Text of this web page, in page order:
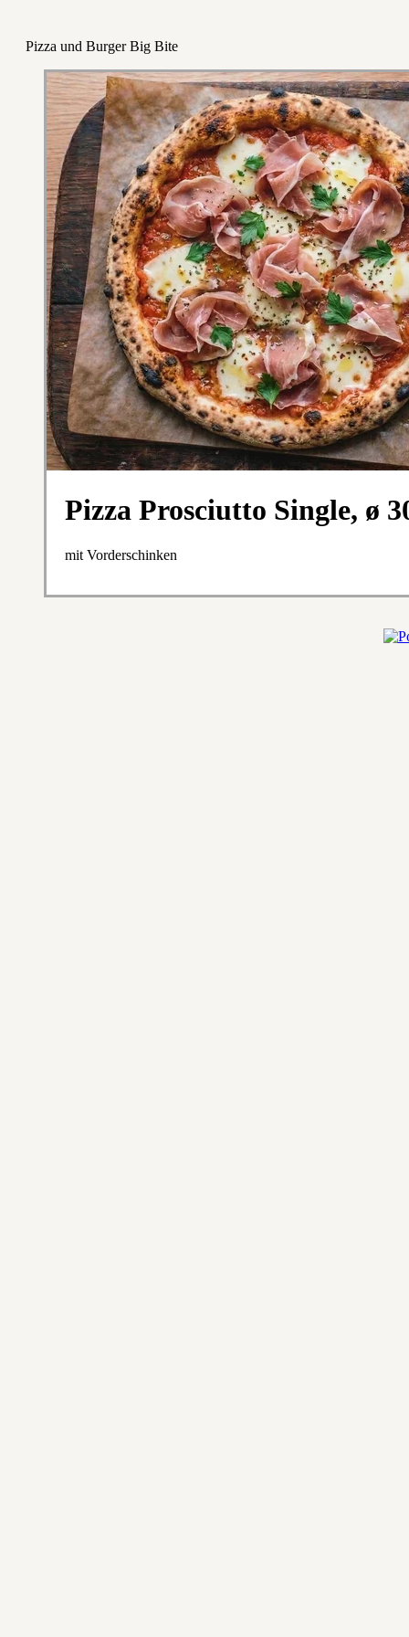
Pizza und Burger Big Bite
Pizza Prosciutto Single, ø
mit Vorderschinken